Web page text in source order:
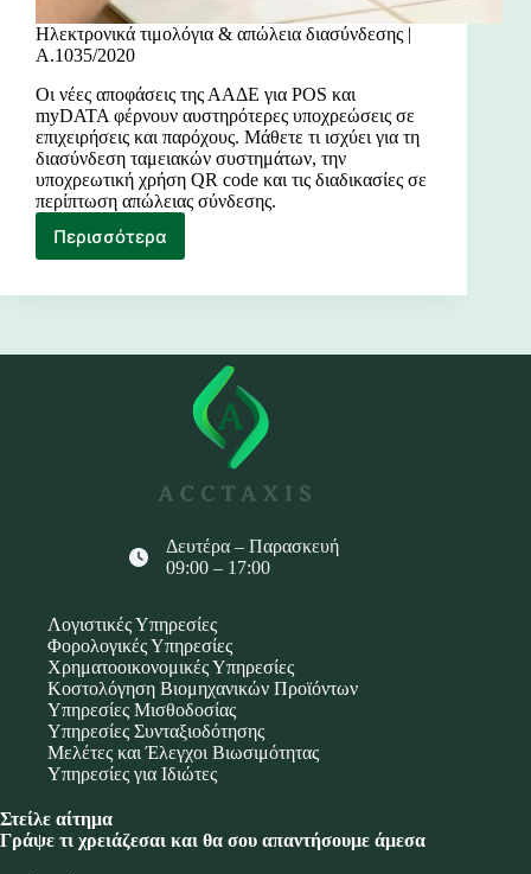
Ηλεκτρονικά τιμολόγια & απώλεια διασύνδεσης |
Α.1035/2020
Οι νέες αποφάσεις της ΑΑΔΕ για POS και
myDATA φέρνουν αυστηρότερες υποχρεώσεις σε
επιχειρήσεις και παρόχους. Μάθετε τι ισχύει για τη
διασύνδεση ταμειακών συστημάτων, την
υποχρεωτική χρήση QR code και τις διαδικασίες σε
περίπτωση απώλειας σύνδεσης.
Περισσότερα
Ηλεκτρονικά
&
|
Α.1035/2020
Δευτέρα – Παρασκευή
09:00 – 17:00
Λογιστικές Υπηρεσίες
Φορολογικές Υπηρεσίες
Χρηματοοικονομικές Υπηρεσίες
Κοστολόγηση Βιομηχανικών Προϊόντων
Υπηρεσίες Μισθοδοσίας
Υπηρεσίες Συνταξιοδότησης
Μελέτες και Έλεγχοι Βιωσιμότητας
Υπηρεσίες για Ιδιώτες
Στείλε αίτημα
Γράψε τι χρειάζεσαι και θα σου απαντήσουμε άμεσα